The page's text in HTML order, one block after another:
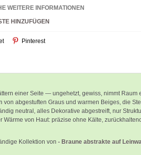
WEITERE INFORMATIONEN
HINZUFÜGEN
Pinterest
einer Seite — ungehetzt, gewiss, nimmt
abgestuften Graus und warmen Beiges, die
neutral, alles Dekorative abgestreift, nur
von Haut: präzise ohne Kälte,
Kollektion von - Braune abstrakte auf